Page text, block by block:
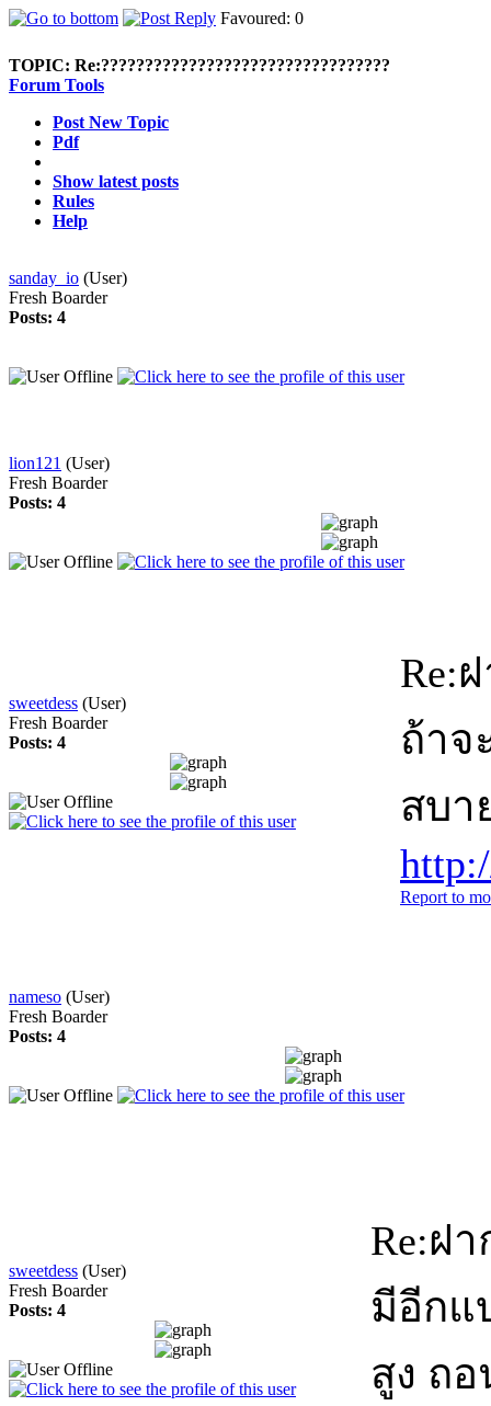
Favoured: 0
TOPIC: Re:?????????????????????????????????
Forum Tools
Post New Topic
Pdf
Show latest posts
Rules
Help
sanday_io (User)
Fresh Boarder
Posts: 4
lion121 (User)
Fresh Boarder
Posts: 4
sweetdess (User)
Fresh Boarder
Posts: 4
Re:
ถ้าจ
สบา
Report to
nameso (User)
Fresh Boarder
Posts: 4
sweetdess (User)
Fresh Boarder
Posts: 4
Re:ฝ
มีอีกแ
สูง ถ